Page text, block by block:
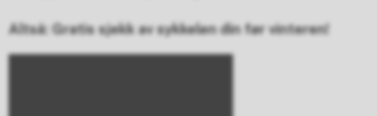
Altså: Gratis sjekk av sykkelen din før vinteren!